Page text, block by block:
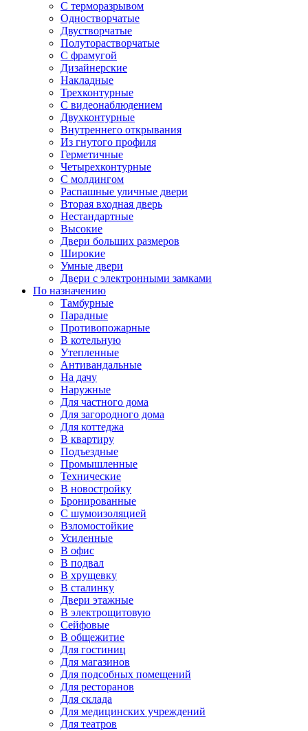
С терморазрывом
Одностворчатые
Двустворчатые
Полуторастворчатые
С фрамугой
Дизайнерские
Накладные
Трехконтурные
С видеонаблюдением
Двухконтурные
Внутреннего открывания
Из гнутого профиля
Герметичные
Четырехконтурные
С молдингом
Распашные уличные двери
Вторая входная дверь
Нестандартные
Высокие
Двери больших размеров
Широкие
Умные двери
Двери с электронными замками
По назначению
Тамбурные
Парадные
Противопожарные
В котельную
Утепленные
Антивандальные
На дачу
Наружные
Для частного дома
Для загородного дома
Для коттеджа
В квартиру
Подъездные
Промышленные
Технические
В новостройку
Бронированные
С шумоизоляцией
Взломостойкие
Усиленные
В офис
В подвал
В хрущевку
В сталинку
Двери этажные
В электрощитовую
Сейфовые
В общежитие
Для гостиниц
Для магазинов
Для подсобных помещений
Для ресторанов
Для склада
Для медицинских учреждений
Для театров